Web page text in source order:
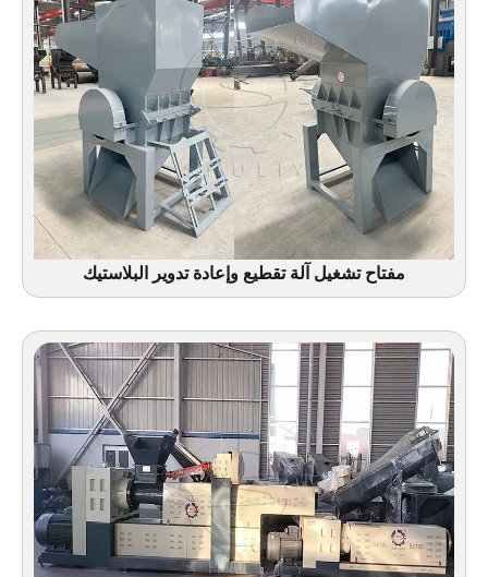
مفتاح تشغيل آلة تقطيع وإعادة تدوير البلاستيك